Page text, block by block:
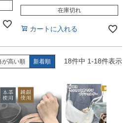
在庫切れ
カートに入れる
が高い順 新着順 18件中 1-18件表示